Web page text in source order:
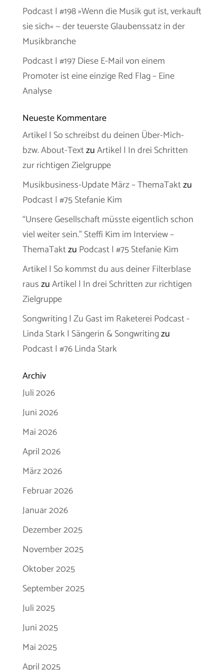
Podcast | #198 »Wenn die Musik gut ist, verkauft
sie sich« — der teuerste Glaubenssatz in der
Musikbranche
Podcast | #197 Diese E-Mail von einem
Promoter ist eine einzige Red Flag – Eine
Analyse
Neueste Kommentare
Artikel | So schreibst du deinen Über-Mich-
bzw. About-TextzuArtikel | In drei Schritten
zur richtigen Zielgruppe
Musikbusiness-Update März – ThemaTaktzu
Podcast | #75 Stefanie Kim
“Unsere Gesellschaft müsste eigentlich schon
viel weiter sein.” Steffi Kim im Interview –
ThemaTaktzu Podcast | #75 Stefanie Kim
Artikel | So kommst du aus deiner Filterblase
rauszuArtikel | In drei Schritten zur richtigen
Zielgruppe
Songwriting | Zu Gast im Raketerei Podcast -
Linda Stark | Sängerin & Songwritingzu
Podcast | #76 Linda Stark
Archiv
Juli 2026
Juni 2026
Mai 2026
April 2026
März 2026
Februar 2026
Januar 2026
Dezember 2025
November 2025
Oktober 2025
September 2025
Juli 2025
Juni 2025
Mai 2025
April 2025